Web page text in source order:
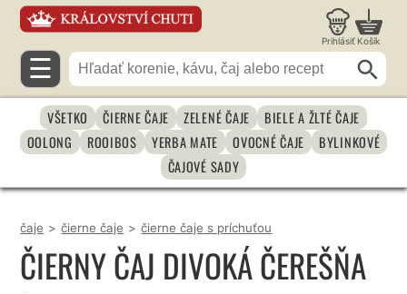
Prihlásiť Košík
☰
VŠETKO ČIERNE ČAJE ZELENÉ ČAJE
BIELE A ŽLTÉ ČAJE
OOLONG
ROOIBOS YERBA MATE OVOCNÉ ČAJE
BYLINKOVÉ
ČAJOVÉ SADY
čaje > čierne čaje > čierne čaje s príchuťou
ČIERNY ČAJ DIVOKÁ ČEREŠŇA